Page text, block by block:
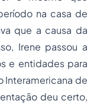
na casa de
que a causa da
Irene passou a
e entidades para
Interamericana de
deu certo,